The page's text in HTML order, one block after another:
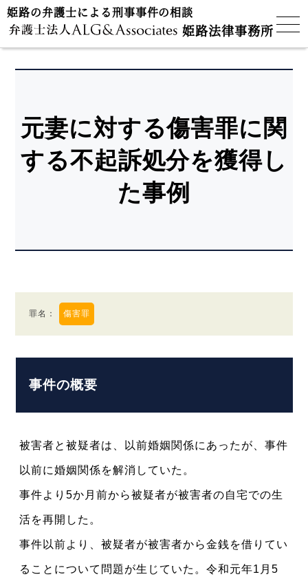
姫路の弁護士による刑事事件の相談
姫路法律事務所
元妻に対する傷害罪に関
する不起訴処分を獲得し
た事例
罪名 ： 傷害罪
事件の概要
被害者と被疑者は、以前婚姻関係にあったが、事件
以前に婚姻関係を解消していた。
事件より5か月前から被疑者が被害者の自宅での生
活を再開した。
事件以前より、被疑者が被害者から金銭を借りてい
ることについて問題が生じていた。令和元年1月5